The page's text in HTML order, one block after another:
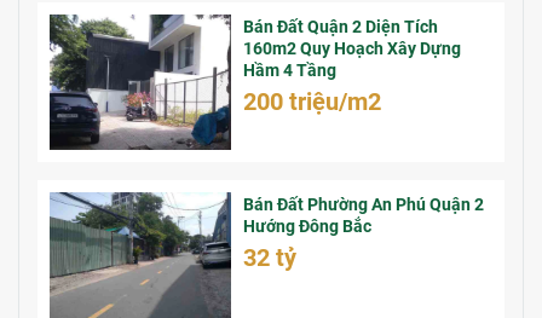
Bán Đất Quận 2 Diện Tích
160m2 Quy Hoạch Xây Dựng
Hầm 4 Tầng
200 triệu/m2
Bán Đất Phường An Phú Quận 2
Hướng Đông Bắc
32 tỷ